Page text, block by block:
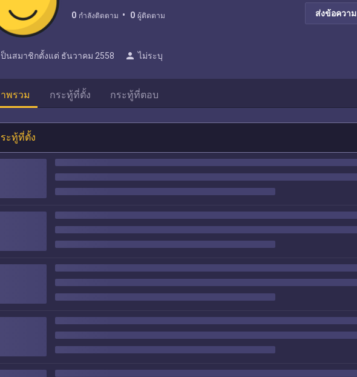
0 กำลังติดตาม 0 ผู้ติดตาม ส่งข้อความ
ป็นสมาชิกตั้งแต่ ธันวาคม 2558 person ไม่ระบุ
พรวม กระทู้ที่ตั้ง กระทู้ที่ตอบ
ะทู้ที่ตั้ง